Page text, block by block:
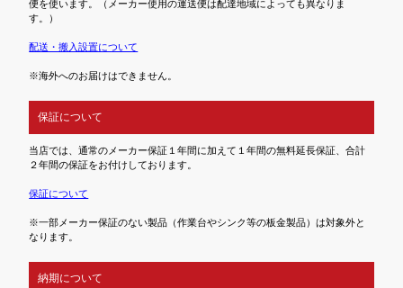
便を使います。（メーカー使用の運送便は配達地域によっても異なりま
す。）
配送・搬入設置について
※海外へのお届けはできません。
保証について
当店では、通常のメーカー保証１年間に加えて１年間の無料延長保証、合計
２年間の保証をお付けしております。
保証について
※一部メーカー保証のない製品（作業台やシンク等の板金製品）は対象外と
なります。
納期について